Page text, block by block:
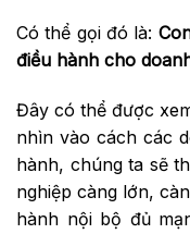
Có thể gọi đó là:
điều hành cho
Đây có thể được
nhìn vào cách các
hành, chúng ta sẽ
nghiệp càng lớn,
hành nội bộ đủ